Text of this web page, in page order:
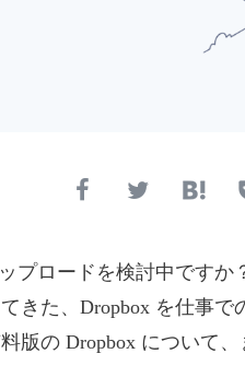
プロードを検討中ですか
きた、Dropbox を仕事
版の Dropbox について